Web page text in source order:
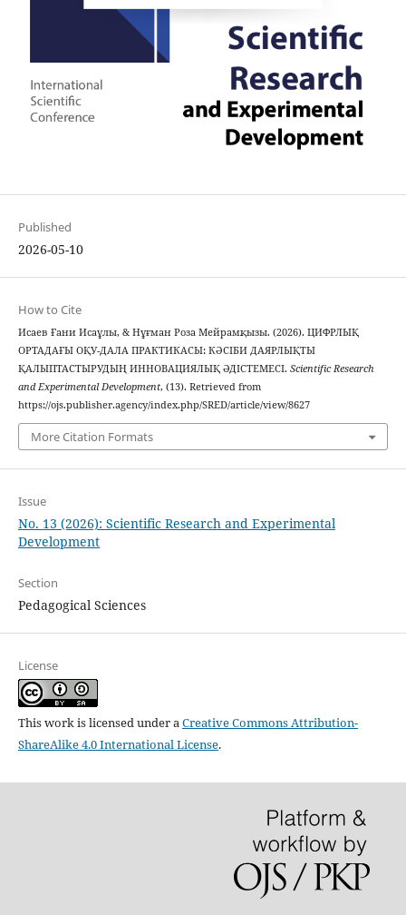
Published
2026-05-10
How to Cite
Исаев Ғани Исаұлы, & Нұғман Роза Мейрамқызы. (2026). ЦИФРЛЫҚ
ОРТАДАҒЫ ОҚУ-ДАЛА ПРАКТИКАСЫ: КӘСІБИ ДАЯРЛЫҚТЫ
ҚАЛЫПТАСТЫРУДЫҢ ИННОВАЦИЯЛЫҚ ӘДІСТЕМЕСІ. Scientific Research
and Experimental Development, (13). Retrieved from
https://ojs.publisher.agency/index.php/SRED/article/view/8627
More Citation Formats
Issue
No. 13 (2026): Scientific Research and Experimental
Development
Section
Pedagogical Sciences
License
This work is licensed under aCreative Commons Attribution-
ShareAlike 4.0 International License.